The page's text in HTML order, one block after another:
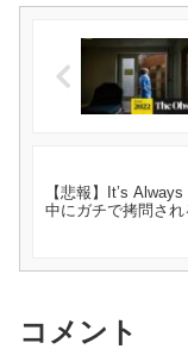
【悲報】It’s
中にガチで拷問され
コメント